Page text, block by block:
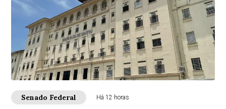
Senado Federal Há 12 horas